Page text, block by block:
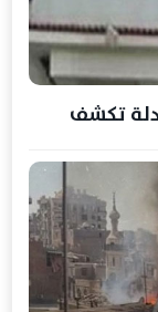
تكشف